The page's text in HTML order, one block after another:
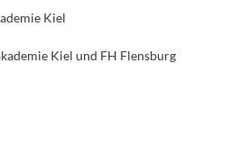
Kiel
Kiel und FH Flensburg